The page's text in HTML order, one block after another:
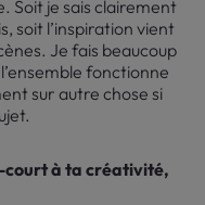
Soit je sais clairement
soit l’inspiration vient
Je fais beaucoup
fonctionne
sur autre chose si
court à ta créativité,